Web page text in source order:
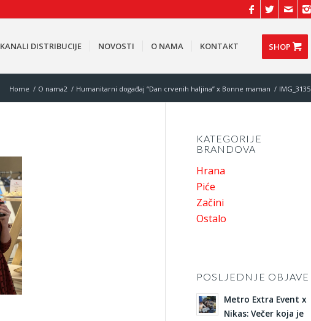
KANALI DISTRIBUCIJE NOVOSTI O NAMA KONTAKT SHOP
Home / O nama2 / Humanitarni događaj “Dan crvenih haljina” x Bonne maman / IMG_3135
KATEGORIJE
BRANDOVA
Hrana
Piće
Začini
Ostalo
POSLJEDNJE OBJAVE
Metro Extra Event x
Nikas: Večer koja je